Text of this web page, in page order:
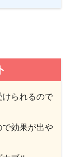
ンPuerta Del
リン
花ゆくい
られるので
効果が出や